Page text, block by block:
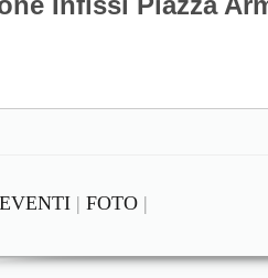
EVENTI | FOTO |